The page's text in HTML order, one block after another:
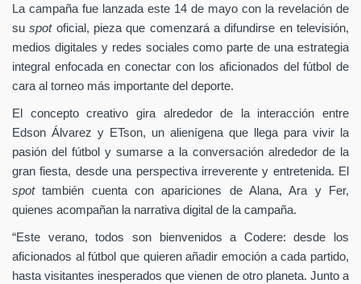
La campaña fue lanzada este 14 de mayo con la revelación de
suspot oficial, pieza que comenzará a difundirse en televisión,
medios digitales y redes sociales como parte de una estrategia
integral enfocada en conectar con los aficionados del fútbol de
cara al torneo más importante del deporte.
El concepto creativo gira alrededor de la interacción entre
Edson Álvarez y ETson, un alienígena que llega para vivir la
pasión del fútbol y sumarse a la conversación alrededor de la
gran fiesta, desde una perspectiva irreverente y entretenida. El
spottambién cuenta con apariciones de Alana, Ara y Fer,
quienes acompañan la narrativa digital de la campaña.
“Este verano, todos son bienvenidos a Codere: desde los
aficionados al fútbol que quieren añadir emoción a cada partido,
hasta visitantes inesperados que vienen de otro planeta. Junto a